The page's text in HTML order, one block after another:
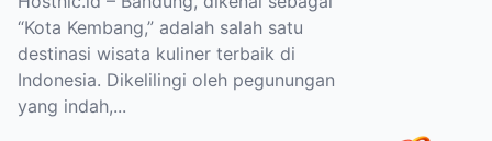
“Kota Kembang,” adalah salah satu
destinasi wisata kuliner terbaik di
Indonesia. Dikelilingi oleh pegunungan
yang indah,...